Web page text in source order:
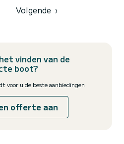
Volgende ›
vinden van de
boot?
voor u de beste aanbiedingen
offerte aan